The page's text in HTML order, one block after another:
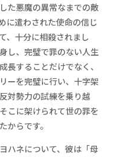
た悪魔の異常なまでの敵
に遣わされた使命の信じ
、十分に相殺されまし
し、完璧で罪のない人生
長することだけでなく、
ーを完璧に行い、十字架
対勢力の試練を乗り越
こに架けられて世の罪を
からです。
ハネについて、彼は「母